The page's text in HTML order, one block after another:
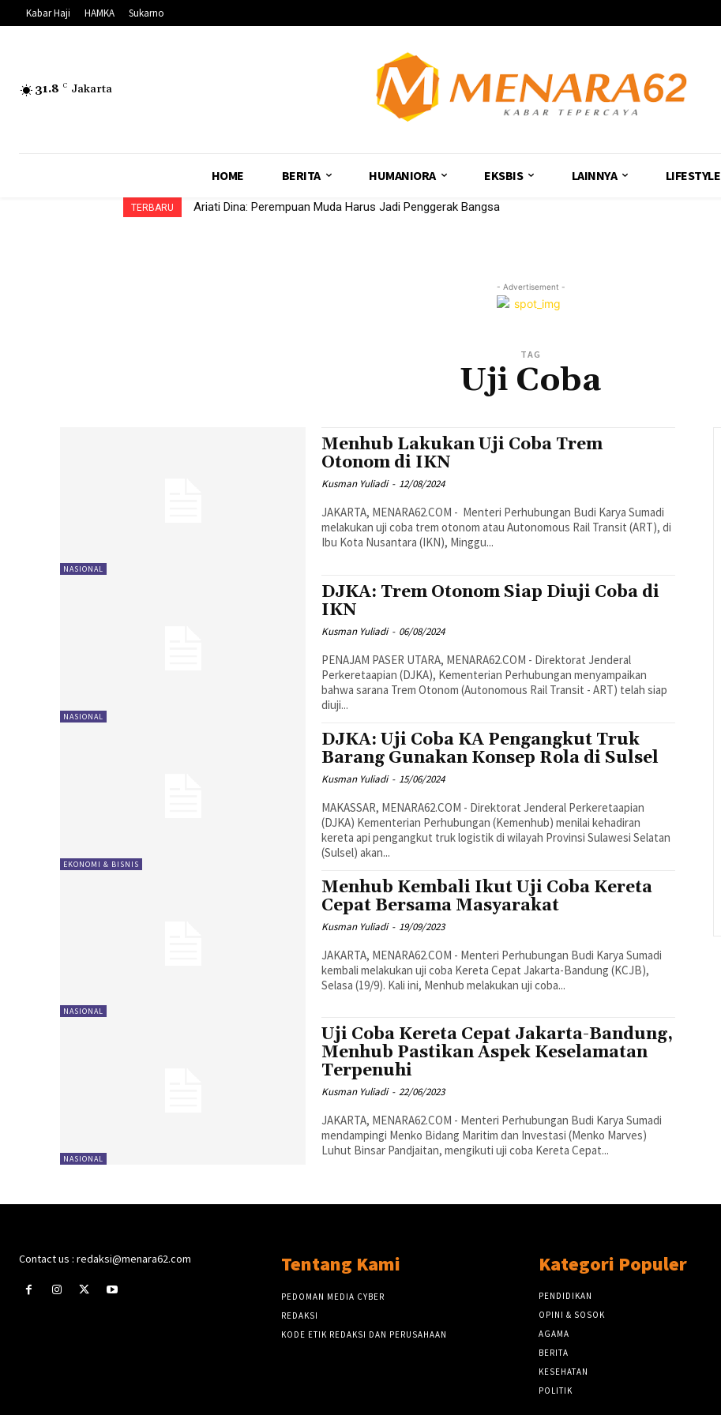
Kabar Haji HAMKA Sukarno
31.8 C Jakarta
HOME BERITA HUMANIORA EKSBIS LAINNYA LIFESTYLE
TERBARU Ariati Dina: Perempuan Muda Harus Jadi Penggerak Bangsa
- Advertisement -
TAG
Uji Coba
NASIONAL
Menhub Lakukan Uji Coba Trem
Otonom di IKN
Kusman Yuliadi - 12/08/2024
JAKARTA, MENARA62.COM - Menteri Perhubungan Budi Karya Sumadi
melakukan uji coba trem otonom atau Autonomous Rail Transit (ART), di
Ibu Kota Nusantara (IKN), Minggu...
NASIONAL
DJKA: Trem Otonom Siap Diuji Coba di
IKN
Kusman Yuliadi - 06/08/2024
PENAJAM PASER UTARA, MENARA62.COM - Direktorat Jenderal
Perkeretaapian (DJKA), Kementerian Perhubungan menyampaikan
bahwa sarana Trem Otonom (Autonomous Rail Transit - ART) telah siap
diuji...
EKONOMI & BISNIS
DJKA: Uji Coba KA Pengangkut Truk
Barang Gunakan Konsep Rola di Sulsel
Kusman Yuliadi - 15/06/2024
MAKASSAR, MENARA62.COM - Direktorat Jenderal Perkeretaapian
(DJKA) Kementerian Perhubungan (Kemenhub) menilai kehadiran
kereta api pengangkut truk logistik di wilayah Provinsi Sulawesi Selatan
(Sulsel) akan...
NASIONAL
Menhub Kembali Ikut Uji Coba Kereta
Cepat Bersama Masyarakat
Kusman Yuliadi - 19/09/2023
JAKARTA, MENARA62.COM - Menteri Perhubungan Budi Karya Sumadi
kembali melakukan uji coba Kereta Cepat Jakarta-Bandung (KCJB),
Selasa (19/9). Kali ini, Menhub melakukan uji coba...
NASIONAL
Uji Coba Kereta Cepat Jakarta-Bandung,
Menhub Pastikan Aspek Keselamatan
Terpenuhi
Kusman Yuliadi - 22/06/2023
JAKARTA, MENARA62.COM - Menteri Perhubungan Budi Karya Sumadi
mendampingi Menko Bidang Maritim dan Investasi (Menko Marves)
Luhut Binsar Pandjaitan, mengikuti uji coba Kereta Cepat...
Contact us : redaksi@menara62.com Tentang Kami
PEDOMAN MEDIA CYBER
REDAKSI
KODE ETIK REDAKSI DAN PERUSAHAAN
Kategori Populer
PENDIDIKAN
OPINI & SOSOK
AGAMA
BERITA
KESEHATAN
POLITIK